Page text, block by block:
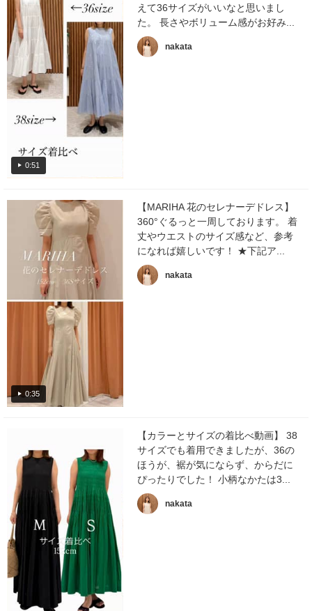
0:51
えて36サイズがいいなと思いまし
た。 長さやボリューム感がお好み...
nakata
0:35
【MARIHA 花のセレナーデドレス】
360°ぐるっと一周しております。 着
丈やウエストのサイズ感など、参考
になれば嬉しいです！ ★下記ア...
nakata
【カラーとサイズの着比べ動画】 38
サイズでも着用できましたが、36の
ほうが、裾が気にならず、からだに
ぴったりでした！ 小柄なかたは3...
nakata